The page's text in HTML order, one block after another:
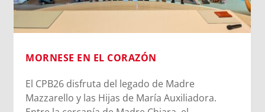
MORNESE EN EL CORAZÓN
El CPB26 disfruta del legado de Madre
Mazzarello y las Hijas de María Auxiliadora.